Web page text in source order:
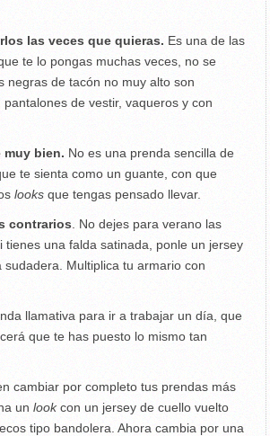
las veces que quieras. Es una de las
te lo pongas muchas veces, no se
negras de tacón no muy alto son
de vestir, vaqueros y con
muy bien. No es una prenda sencilla de
te sienta como un guante, con que
looks que tengas pensado llevar.
contrarios . No dejes para verano las
una falda satinada, ponle un jersey
Multiplica tu armario con
llamativa para ir a trabajar un día, que
que te has puesto lo mismo tan
cambiar por completo tus prendas más
un lookcon un jersey de cuello vuelto
tipo bandolera. Ahora cambia por una